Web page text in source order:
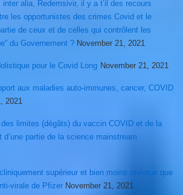
alia, Redemsivir, il y a t’il des recours
les opportunistes des crimes Covid et le
de ceux et de celles qui contrôlent les
du Governement ? November 21, 2021
pour le Covid Long November 21, 2021
aux maladies auto-immunes, cancer, COVID
2021
limites (dégâts) du vaccin COVID et de la
d’une partie de la science mainstream
supérieur et bien moins onéreux que
virale de Pfizer November 21, 2021